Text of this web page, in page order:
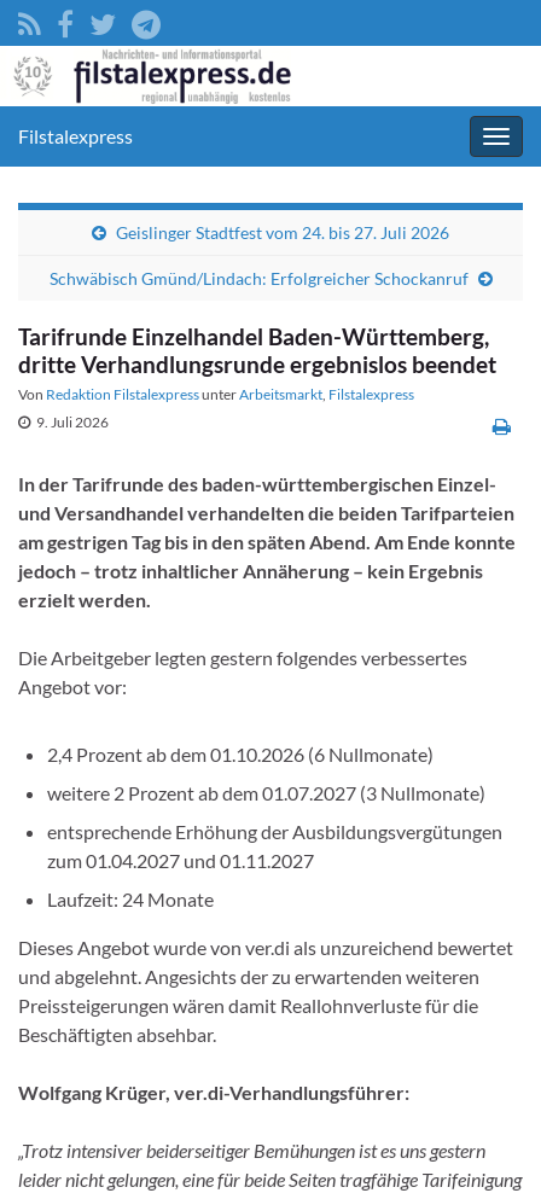
Filstalexpress
Geislinger Stadtfest vom 24. bis 27. Juli 2026
Schwäbisch Gmünd/Lindach: Erfolgreicher Schockanruf
Tarifrunde Einzelhandel Baden-Württemberg,
dritte Verhandlungsrunde ergebnislos beendet
Von Redaktion FilstalexpressunterArbeitsmarkt, Filstalexpress
9. Juli 2026
In der Tarifrunde des baden-württembergischen Einzel-
und Versandhandel verhandelten die beiden Tarifparteien
am gestrigen Tag bis in den späten Abend. Am Ende konnte
jedoch – trotz inhaltlicher Annäherung – kein Ergebnis
erzielt werden.
Die Arbeitgeber legten gestern folgendes verbessertes
Angebot vor:
2,4 Prozent ab dem 01.10.2026 (6 Nullmonate)
weitere 2 Prozent ab dem 01.07.2027 (3 Nullmonate)
entsprechende Erhöhung der Ausbildungsvergütungen
zum 01.04.2027 und 01.11.2027
Laufzeit: 24 Monate
Dieses Angebot wurde von ver.di als unzureichend bewertet
und abgelehnt. Angesichts der zu erwartenden weiteren
Preissteigerungen wären damit Reallohnverluste für die
Beschäftigten absehbar.
Wolfgang Krüger, ver.di-Verhandlungsführer:
„Trotz intensiver beiderseitiger Bemühungen ist es uns gestern
leider nicht gelungen, eine für beide Seiten tragfähige Tarifeinigung